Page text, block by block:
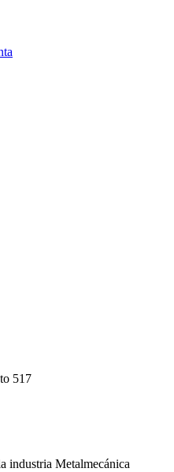
517
industria Metalmecánica